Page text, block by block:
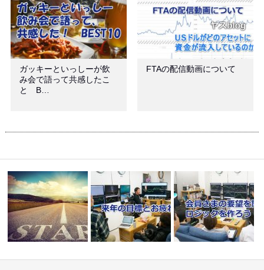
ガッキーといっしーが飲
み会で語って共感したこ
と B…
FTAの配信動画について